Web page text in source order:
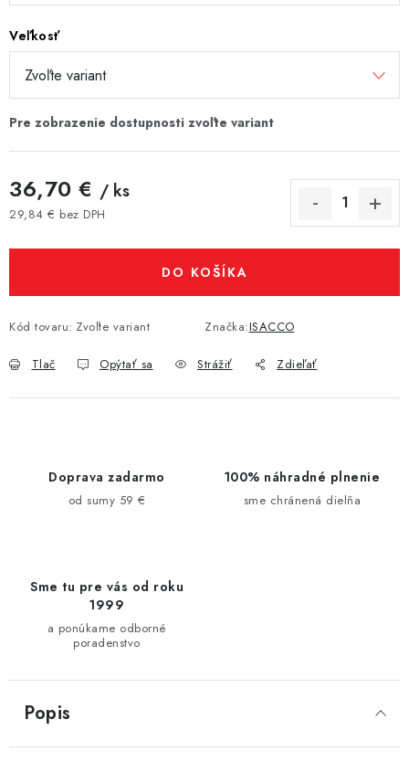
Veľkosť
36,70 € / ks
29,84 € bez DPH
DO KOŠÍKA
Kód tovaru: Zvoľte variant Značka:ISACCO
Tlač Opýtať sa Strážiť Zdieľať
Doprava zadarmo
od sumy 59 €
100% náhradné plnenie
sme chránená dielňa
Sme tu pre vás od roku
1999
a ponúkame odborné
poradenstvo
Popis